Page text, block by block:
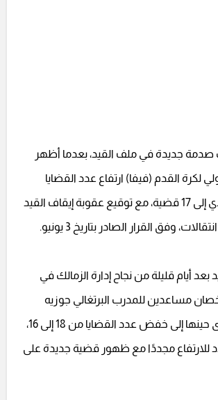
صدمة جديدة في ملف القيد، بعدما أظهر
لكرة القدم (فيفا) ارتفاع عدد القضايا
المسجلة ضد النادي إلى 17 قضية، مع توقيع عقوبة إيقاف القيد
وفق القرار الصادر بتاريخ 3 يونيو.
بعد أيام قليلة من نجاح إدارة الزمالك في
مساعدين للمدرب البرتغالي جوزيه
جوميز، وهو ما أدى حينها إلى خفض عدد القضايا من 18 إلى 16،
للارتفاع مجددًا مع ظهور قضية جديدة على